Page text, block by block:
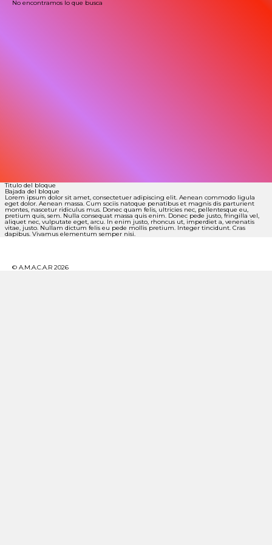
No encontramos lo que busca
Titulo del bloque
Bajada del bloque
Lorem ipsum dolor sit amet, consectetuer adipiscing elit. Aenean commodo ligula
eget dolor. Aenean massa. Cum sociis natoque penatibus et magnis dis parturient
montes, nascetur ridiculus mus. Donec quam felis, ultricies nec, pellentesque eu,
pretium quis, sem. Nulla consequat massa quis enim. Donec pede justo, fringilla vel,
aliquet nec, vulputate eget, arcu. In enim justo, rhoncus ut, imperdiet a, venenatis
vitae, justo. Nullam dictum felis eu pede mollis pretium. Integer tincidunt. Cras
dapibus. Vivamus elementum semper nisi.
© A.M.A.C.A.R 2026